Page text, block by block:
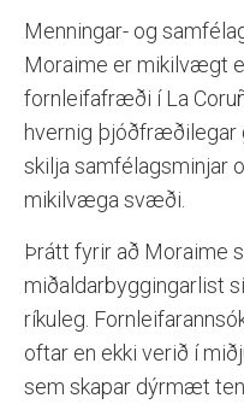
Menningar- og
Moraime er mikilvægt
fornleifafræði í La
hvernig þjóðfræðilegar
skilja samfélagsminjar
mikilvæga svæði.
Þrátt fyrir að Moraime
miðaldarbyggingarlist
ríkuleg.
oftar en ekki verið í
sem skapar dýrmæt